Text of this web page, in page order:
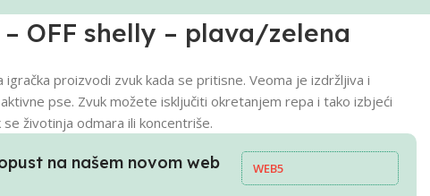
– OFF shelly – plava/zelena
igračka proizvodi zvuk kada se pritisne. Veoma je izdržljiva i
pse. Zvuk možete isključiti okretanjem repa i tako izbjeći
životinja odmara ili koncentriše.
na našem novom web
WEB5